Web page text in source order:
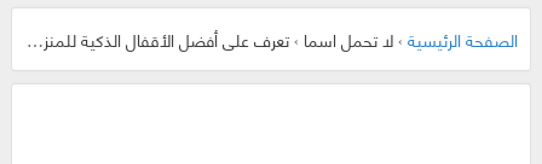
الصفحة الرئيسية›لا تحمل اسما›تعرف على أفضل الأقفال الذكية للمنزل في العام 2020